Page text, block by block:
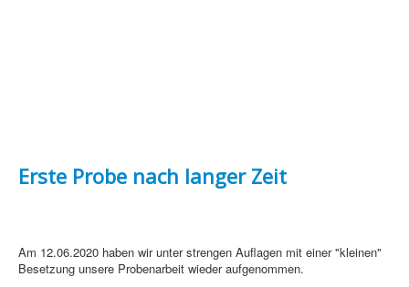
Erste Probe nach langer Zeit
Am 12.06.2020 haben wir unter strengen Auflagen mit einer "kleinen"
Besetzung unsere Probenarbeit wieder aufgenommen.